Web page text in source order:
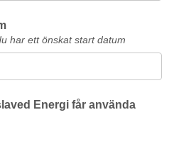
har ett önskat start datum
Energi får använda